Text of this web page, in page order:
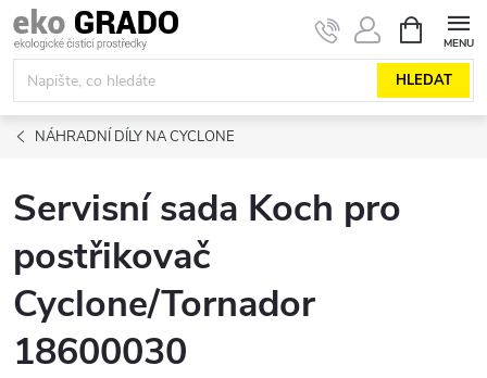
Přejít
na
obsah
HLEDAT
NÁKUPNÍ
KOŠÍK
NÁHRADNÍ DÍLY NA CYCLONE
Servisní sada Koch pro
postřikovač
Cyclone/Tornador
18600030